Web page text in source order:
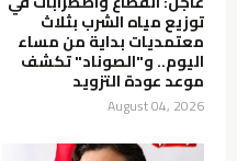
توزيع مياه الشرب بثلاث
معتمديات بداية من مساء
اليوم.. و"الصوناد" تكشف
موعد عودة التزويد
August 04, 2026